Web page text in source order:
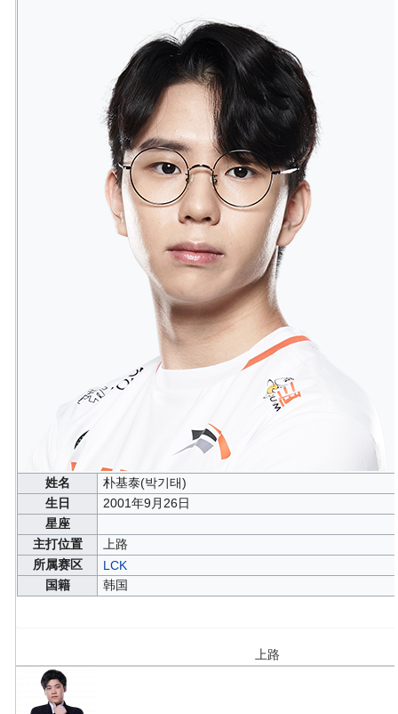
姓名
朴基泰(박기태)
生日
2001年9月26日
星座
主打位置
上路
所属赛区
LCK
国籍
韩国
上路